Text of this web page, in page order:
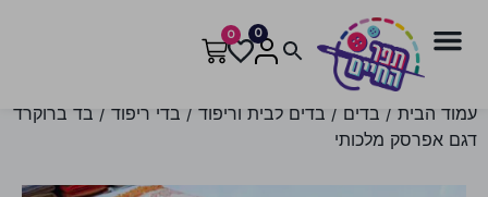
0
0
עמוד הבית / בדים / בדים לבית וריפוד / בדי ריפוד / בד ברוקרד
דגם אפרסק מלכותי